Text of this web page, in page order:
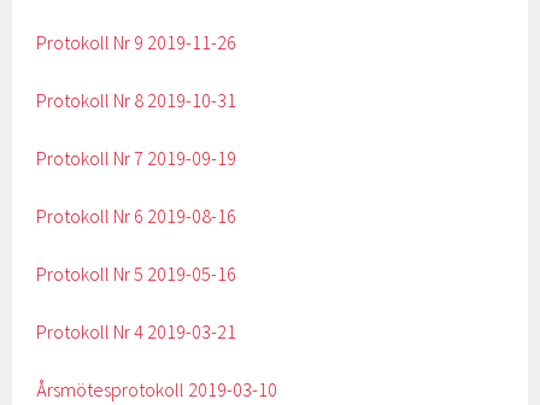
Protokoll Nr 9 2019-11-26
Protokoll Nr 8 2019-10-31
Protokoll Nr 7 2019-09-19
Protokoll Nr 6 2019-08-16
Protokoll Nr 5 2019-05-16
Protokoll Nr 4 2019-03-21
Årsmötesprotokoll 2019-03-10